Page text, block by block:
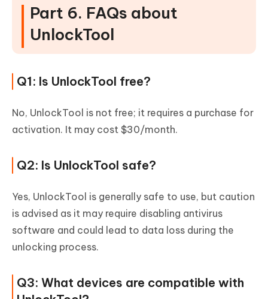
Part 6. FAQs about
UnlockTool
Q1: Is UnlockTool free?
No, UnlockTool is not free; it requires a purchase for
activation. It may cost $30/month.
Q2: Is UnlockTool safe?
Yes, UnlockTool is generally safe to use, but caution
is advised as it may require disabling antivirus
software and could lead to data loss during the
unlocking process.
Q3: What devices are compatible with